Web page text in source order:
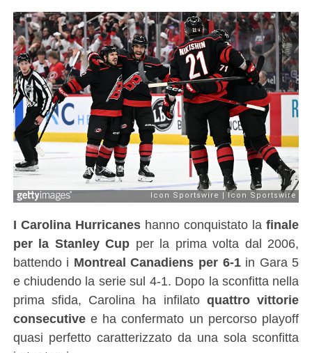
I Carolina Hurricaneshanno conquistato lafinale
per la Stanley Cup per la prima volta dal 2006,
battendo i Montreal Canadiens per 6-1in Gara 5
e chiudendo la serie sul 4-1. Dopo la sconfitta nella
prima sfida, Carolina ha infilatoquattro vittorie
consecutivee ha confermato un percorso playoff
quasi perfetto caratterizzato da una sola sconfitta